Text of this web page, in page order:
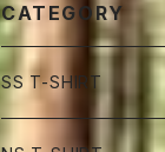
CATEGORY
SS T-SHIRT